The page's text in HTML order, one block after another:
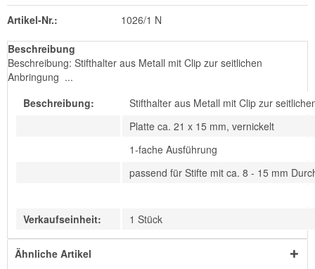
Artikel-Nr.: 1026/1 N
Beschreibung
Beschreibung: Stifthalter aus Metall mit Clip zur seitlichen
Anbringung ...
Beschreibung:
Stifthalter aus Metall mit Clip zur
Platte ca. 21 x 15 mm, vernickelt
1-fache Ausführung
passend für Stifte mit ca. 8 - 15 mm
Verkaufseinheit: 1 Stück
Ähnliche Artikel